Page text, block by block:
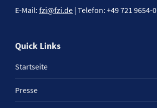
E-Mail: fzi@fzi.de | Telefon: +49 721 9654-0
Quick Links
Startseite
Presse